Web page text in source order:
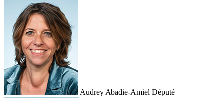
Audrey Abadie-Amiel Député